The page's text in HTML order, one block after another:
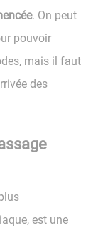
. On peut
pouvoir
mais il faut
des
est une